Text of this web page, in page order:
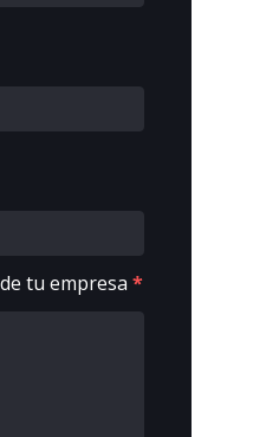
tu empresa *